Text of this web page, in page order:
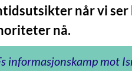
når vi
nå.
informasjonskamp mot